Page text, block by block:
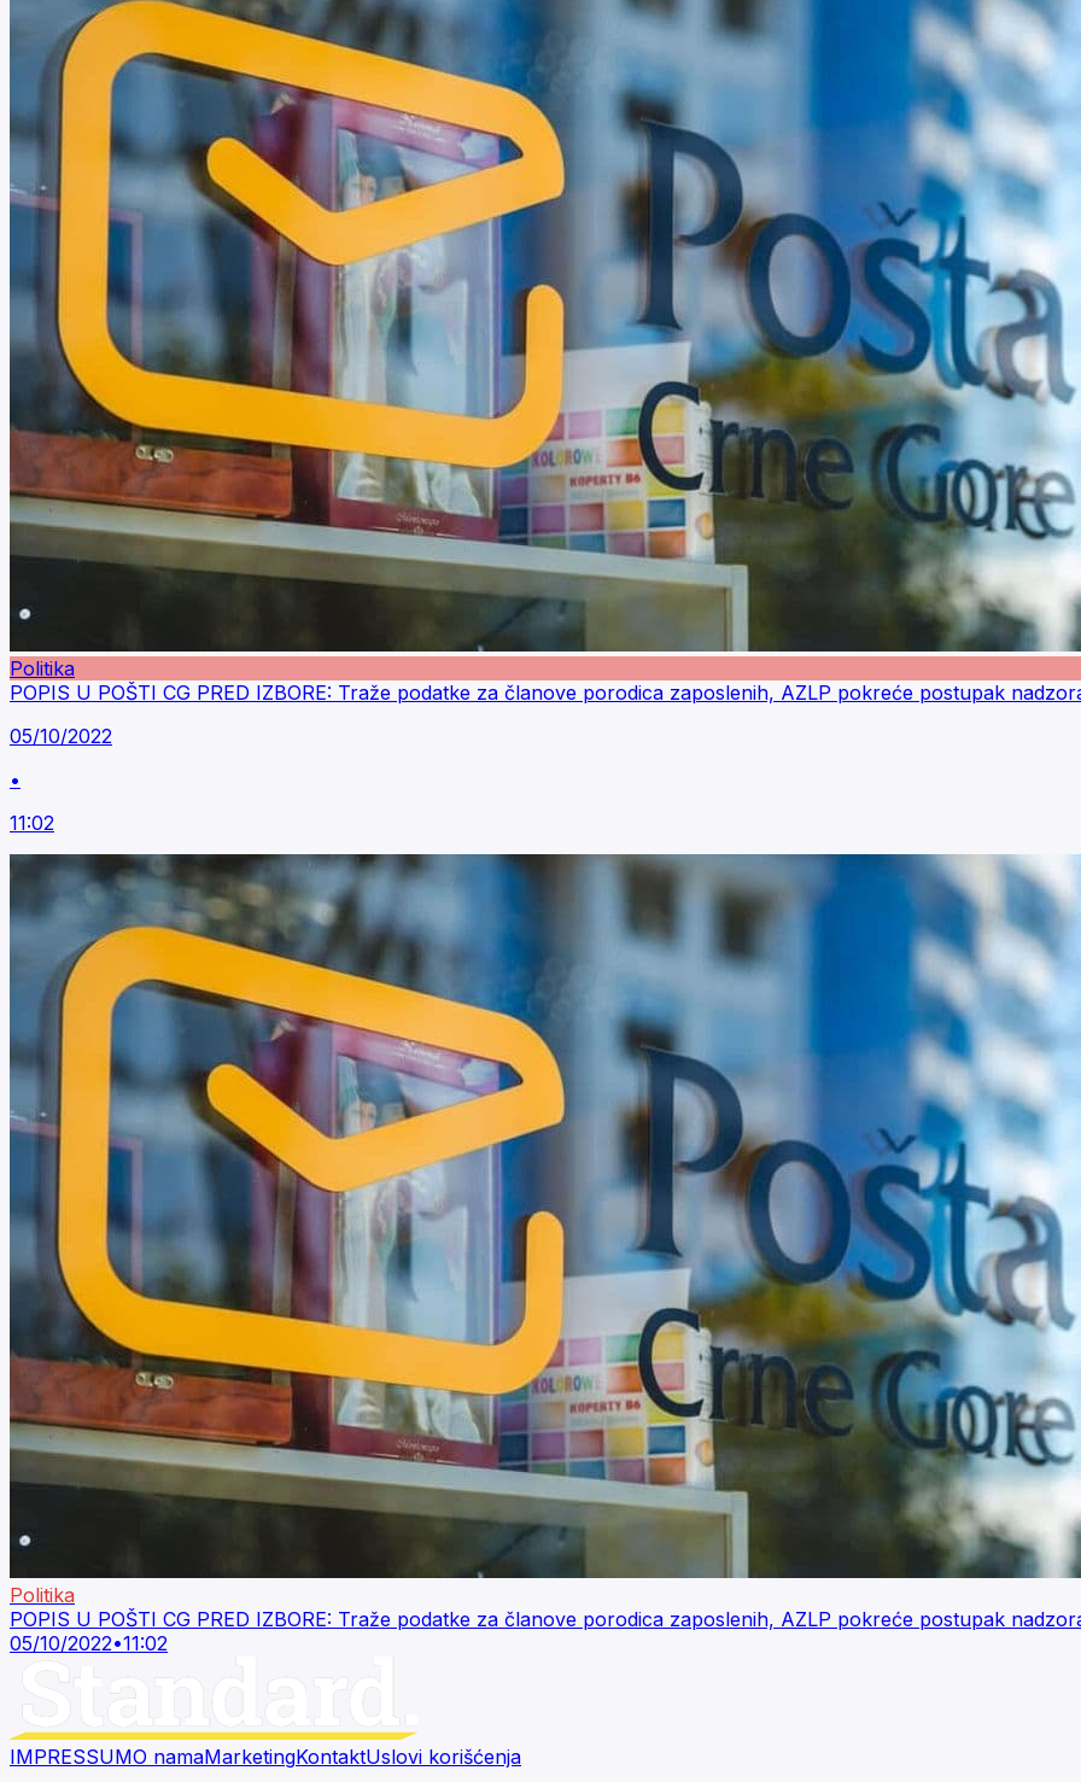
Politika
POPIS U POŠTI CG PRED IZBORE: Traže podatke za članove porodica zaposlenih, AZLP pokreće postupak
05/10/2022
•
11:02
Politika
POPIS U POŠTI CG PRED IZBORE: Traže podatke za članove porodica zaposlenih, AZLP pokreće postupak
05/10/2022•11:02
IMPRESSUMO namaMarketingKontaktUslovi korišćenja